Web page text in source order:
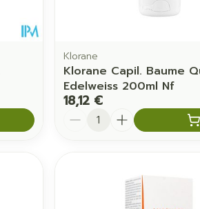
Klorane
Klorane Capil. Baume
Edelweiss 200ml Nf
18,12 €
Quantité